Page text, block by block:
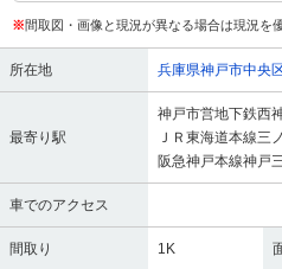
※間取図・画像と現況が異なる場合は現況を
所在地 兵庫県神戸市中央
最寄り駅
神戸市営地下鉄西
ＪＲ東海道本線三
阪急神戸本線神戸
車でのアクセス
間取り 1K